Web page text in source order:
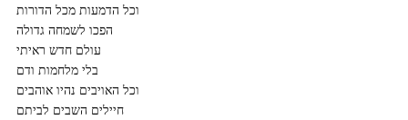
וכל הדמעות מכל הדורות
הפכו לשמחה גדולה
‏עולם חדש ראיתי
‏בלי מלחמות ודם
וכל האויבים נהיו אוהבים
חיילים השבים לביתם